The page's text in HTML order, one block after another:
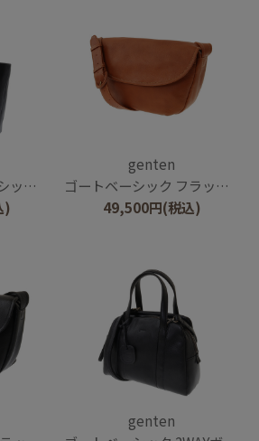
ッグ
)
genten
ゴートベーシック フラップショルダーバッグ
49,500円(税込)
genten